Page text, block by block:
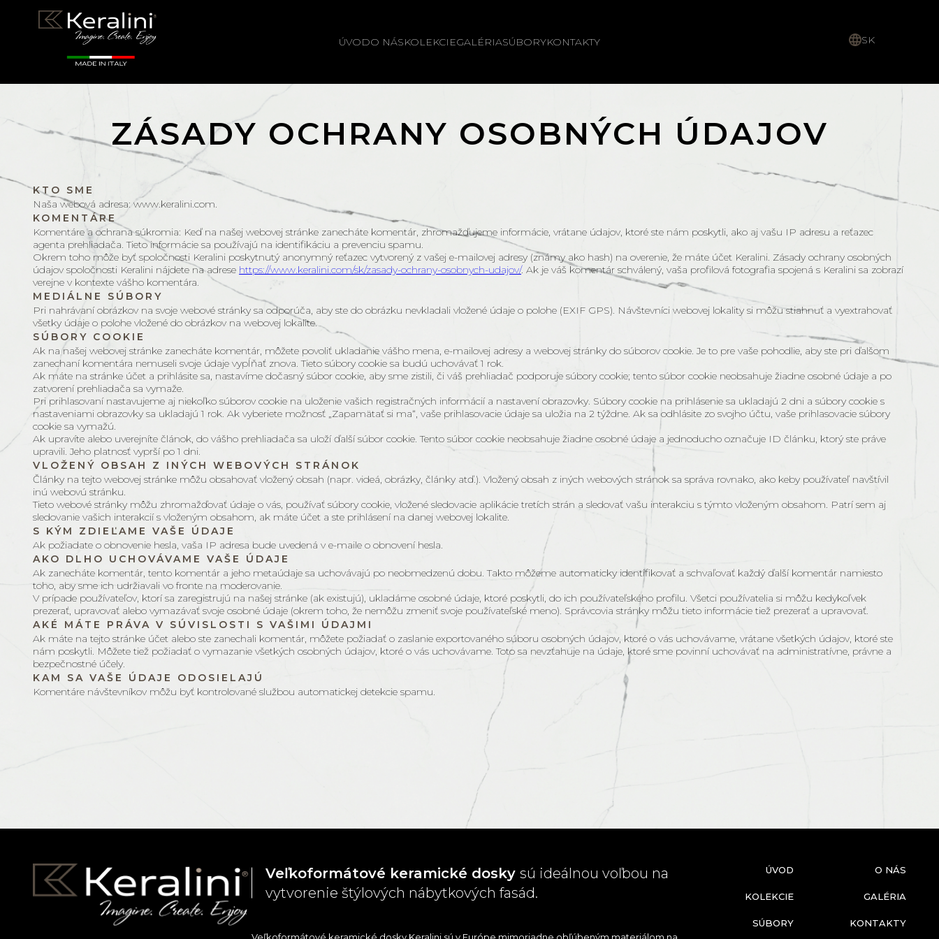
ÚVODO NÁSKOLEKCIEGALÉRIASÚBORYKONTAKTY SK
ZÁSADY OCHRANY OSOBNÝCH ÚDAJOV
KTO SME
Naša webová adresa: www.keralini.com.
KOMENTÁRE
Komentáre a ochrana súkromia: Keď na našej webovej stránke zanecháte komentár, zhromažďujeme informácie, vrátane údajov, ktoré ste nám poskytli, ako aj vašu IP adresu a reťazec
agenta prehliadača. Tieto informácie sa používajú na identifikáciu a prevenciu spamu.
Okrem toho môže byť spoločnosti Keralini poskytnutý anonymný reťazec vytvorený z vašej e-mailovej adresy (známy ako hash) na overenie, že máte účet Keralini. Zásady ochrany osobných
údajov spoločnosti Keralini nájdete na adrese https://www.keralini.com/sk/zasady-ochrany-osobnych-udajov/. Ak je váš komentár schválený, vaša profilová fotografia spojená s Keralini sa zobrazí
verejne v kontexte vášho komentára.
MEDIÁLNE SÚBORY
Pri nahrávaní obrázkov na svoje webové stránky sa odporúča, aby ste do obrázku nevkladali vložené údaje o polohe (EXIF GPS). Návštevníci webovej lokality si môžu stiahnuť a vyextrahovať
všetky údaje o polohe vložené do obrázkov na webovej lokalite.
SÚBORY COOKIE
Ak na našej webovej stránke zanecháte komentár, môžete povoliť ukladanie vášho mena, e-mailovej adresy a webovej stránky do súborov cookie. Je to pre vaše pohodlie, aby ste pri ďalšom
zanechaní komentára nemuseli svoje údaje vypĺňať znova. Tieto súbory cookie sa budú uchovávať 1 rok.
Ak máte na stránke účet a prihlásite sa, nastavíme dočasný súbor cookie, aby sme zistili, či váš prehliadač podporuje súbory cookie; tento súbor cookie neobsahuje žiadne osobné údaje a po
zatvorení prehliadača sa vymaže.
Pri prihlasovaní nastavujeme aj niekoľko súborov cookie na uloženie vašich registračných informácií a nastavení obrazovky. Súbory cookie na prihlásenie sa ukladajú 2 dni a súbory cookie s
nastaveniami obrazovky sa ukladajú 1 rok. Ak vyberiete možnosť „Zapamätať si ma“, vaše prihlasovacie údaje sa uložia na 2 týždne. Ak sa odhlásite zo svojho účtu, vaše prihlasovacie súbory
cookie sa vymažú.
Ak upravíte alebo uverejníte článok, do vášho prehliadača sa uloží ďalší súbor cookie. Tento súbor cookie neobsahuje žiadne osobné údaje a jednoducho označuje ID článku, ktorý ste práve
upravili. Jeho platnosť vyprší po 1 dni.
VLOŽENÝ OBSAH Z INÝCH WEBOVÝCH STRÁNOK
Články na tejto webovej stránke môžu obsahovať vložený obsah (napr. videá, obrázky, články atď.). Vložený obsah z iných webových stránok sa správa rovnako, ako keby používateľ navštívil
inú webovú stránku.
Tieto webové stránky môžu zhromažďovať údaje o vás, používať súbory cookie, vložené sledovacie aplikácie tretích strán a sledovať vašu interakciu s týmto vloženým obsahom. Patrí sem aj
sledovanie vašich interakcií s vloženým obsahom, ak máte účet a ste prihlásení na danej webovej lokalite.
S KÝM ZDIEĽAME VAŠE ÚDAJE
Ak požiadate o obnovenie hesla, vaša IP adresa bude uvedená v e-maile o obnovení hesla.
AKO DLHO UCHOVÁVAME VAŠE ÚDAJE
Ak zanecháte komentár, tento komentár a jeho metaúdaje sa uchovávajú po neobmedzenú dobu. Takto môžeme automaticky identifikovať a schvaľovať každý ďalší komentár namiesto
toho, aby sme ich udržiavali vo fronte na moderovanie.
V prípade používateľov, ktorí sa zaregistrujú na našej stránke (ak existujú), ukladáme osobné údaje, ktoré poskytli, do ich používateľského profilu. Všetci používatelia si môžu kedykoľvek
prezerať, upravovať alebo vymazávať svoje osobné údaje (okrem toho, že nemôžu zmeniť svoje používateľské meno). Správcovia stránky môžu tieto informácie tiež prezerať a upravovať.
AKÉ MÁTE PRÁVA V SÚVISLOSTI S VAŠIMI ÚDAJMI
Ak máte na tejto stránke účet alebo ste zanechali komentár, môžete požiadať o zaslanie exportovaného súboru osobných údajov, ktoré o vás uchovávame, vrátane všetkých údajov, ktoré ste
nám poskytli. Môžete tiež požiadať o vymazanie všetkých osobných údajov, ktoré o vás uchovávame. Toto sa nevzťahuje na údaje, ktoré sme povinní uchovávať na administratívne, právne a
bezpečnostné účely.
KAM SA VAŠE ÚDAJE ODOSIELAJÚ
Komentáre návštevníkov môžu byť kontrolované službou automatickej detekcie spamu.
Veľkoformátové keramické dosky sú ideálnou voľbou na
vytvorenie štýlových nábytkových fasád.
Veľkoformátové keramické dosky Keralini sú v Európe mimoriadne obľúbeným materiálom na
ÚVOD O NÁS
KOLEKCIE GALÉRIA
SÚBORY KONTAKTY